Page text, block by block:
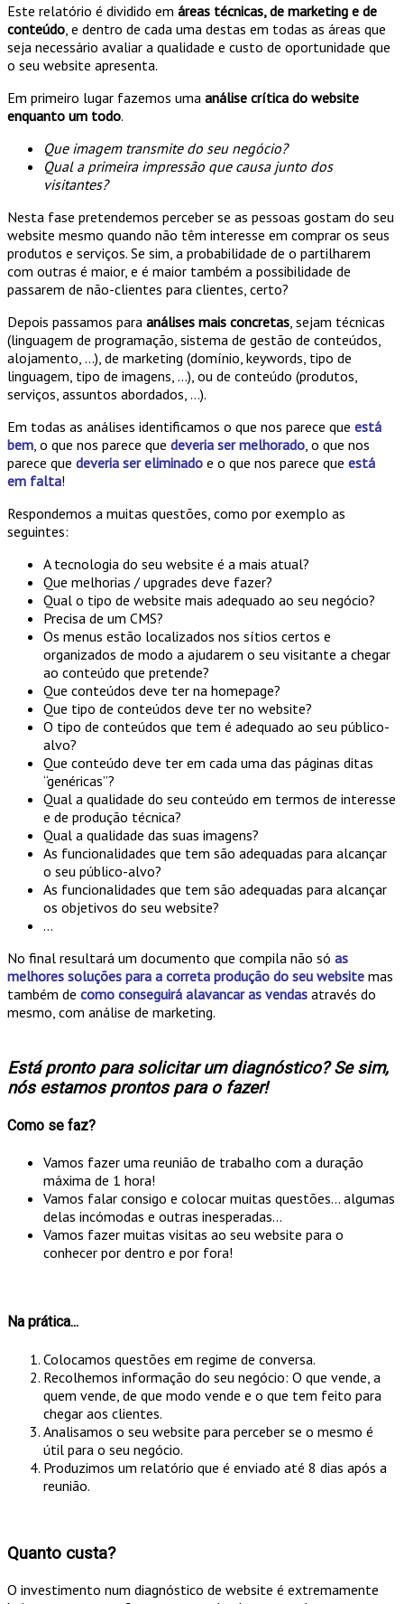
Este relatório é dividido em áreas técnicas, de marketing e de
conteúdo , e dentro de cada uma destas em todas as áreas que
seja necessário avaliar a qualidade e custo de oportunidade que
o seu website apresenta.
Em primeiro lugar fazemos uma análise crítica do website
enquanto um todo.
Que imagem transmite do seu negócio?
Qual a primeira impressão que causa junto dos
visitantes?
Nesta fase pretendemos perceber se as pessoas gostam do seu
website mesmo quando não têm interesse em comprar os seus
produtos e serviços. Se sim, a probabilidade de o partilharem
com outras é maior, e é maior também a possibilidade de
passarem de não-clientes para clientes, certo?
Depois passamos para análises mais concretas , sejam técnicas
(linguagem de programação, sistema de gestão de conteúdos,
alojamento, …), de marketing (domínio, keywords, tipo de
linguagem, tipo de imagens, …), ou de conteúdo (produtos,
serviços, assuntos abordados, …).
Em todas as análises identificamos o que nos parece que está
bem , o que nos parece que deveria ser melhorado , o que nos
parece que deveria ser eliminado e o que nos parece que está
em falta!
Respondemos a muitas questões, como por exemplo as
seguintes:
A tecnologia do seu website é a mais atual?
Que melhorias / upgrades deve fazer?
Qual o tipo de website mais adequado ao seu negócio?
Precisa de um CMS?
Os menus estão localizados nos sítios certos e
organizados de modo a ajudarem o seu visitante a chegar
ao conteúdo que pretende?
Que conteúdos deve ter na homepage?
Que tipo de conteúdos deve ter no website?
O tipo de conteúdos que tem é adequado ao seu público-
alvo?
Que conteúdo deve ter em cada uma das páginas ditas
“genéricas”?
Qual a qualidade do seu conteúdo em termos de interesse
e de produção técnica?
Qual a qualidade das suas imagens?
As funcionalidades que tem são adequadas para alcançar
o seu público-alvo?
As funcionalidades que tem são adequadas para alcançar
os objetivos do seu website?
...
No final resultará um documento que compila não só as
melhores soluções para a correta produção do seu website mas
também de como conseguirá alavancar as vendas através do
mesmo, com análise de marketing.
Está pronto para solicitar um diagnóstico? Se sim,
nós estamos prontos para o fazer!
Como se faz?
Vamos fazer uma reunião de trabalho com a duração
máxima de 1 hora!
Vamos falar consigo e colocar muitas questões... algumas
delas incómodas e outras inesperadas...
Vamos fazer muitas visitas ao seu website para o
conhecer por dentro e por fora!
Na prática...
Colocamos questões em regime de conversa.
Recolhemos informação do seu negócio: O que vende, a
quem vende, de que modo vende e o que tem feito para
chegar aos clientes.
Analisamos o seu website para perceber se o mesmo é
útil para o seu negócio.
Produzimos um relatório que é enviado até 8 dias após a
reunião.
Quanto custa?
O investimento num diagnóstico de website é extremamente